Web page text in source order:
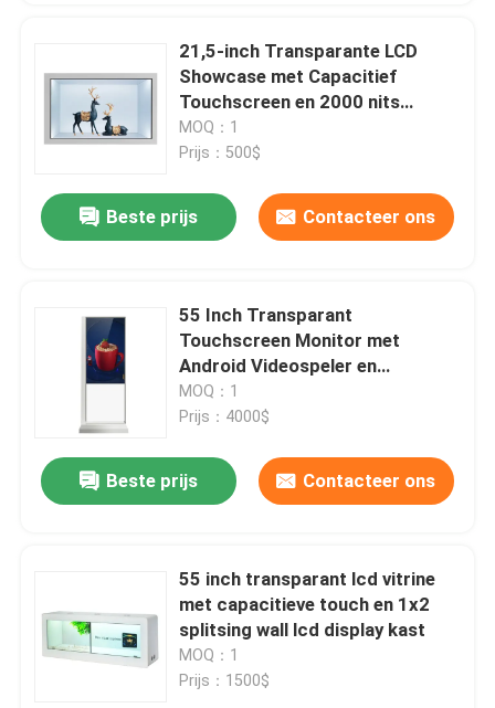
Videos
VR toon
Over ons
Kwaliteitscontrole
Neem contact met ons op
Nieuws
Verzoek om een Citaat
21,5-inch Transparante LCD
Showcase met Capacitief
Touchscreen en 2000 nits
Helderheid Digitale Displaykast
MOQ：1
Prijs：500$
Beste prijs Contacteer ons
55 Inch Transparant
Touchscreen Monitor met
Android Videospeler en
Infrarood 10 Touch Technologie
MOQ：1
Prijs：4000$
Beste prijs Contacteer ons
55 inch transparant lcd vitrine
met capacitieve touch en 1x2
splitsing wall lcd display kast
MOQ：1
Prijs：1500$